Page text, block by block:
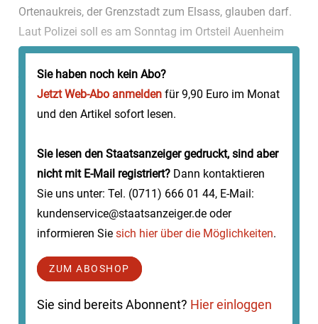
Ortenaukreis, der Grenzstadt zum Elsass, glauben darf.
Laut Polizei soll es am Sonntag im Ortsteil Auenheim
zum Sturm aufs Freibad gekommen sein: 50 bis 60
junge Franzosen wollten offenbar d...
Sie haben noch kein Abo?
Jetzt Web-Abo anmelden für 9,90 Euro im Monat
und den Artikel sofort lesen.
Sie lesen den Staatsanzeiger gedruckt, sind aber
nicht mit E-Mail registriert? Dann kontaktieren
Sie uns unter: Tel. (0711) 666 01 44, E-Mail:
kundenservice@staatsanzeiger.de oder
informieren Sie sich hier über die Möglichkeiten.
ZUM ABOSHOP
Sie sind bereits Abonnent? Hier einloggen